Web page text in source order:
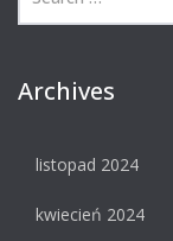
Archives
listopad 2024
kwiecień 2024